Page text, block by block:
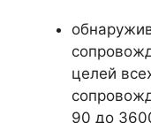
целей
90 до